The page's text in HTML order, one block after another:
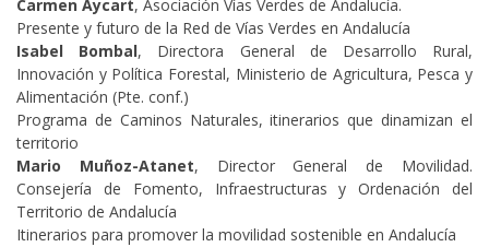
Carmen Aycart, Asociación Vías Verdes de Andalucía.
Presente y futuro de la Red de Vías Verdes en Andalucía
Isabel Bombal, Directora General de Desarrollo Rural,
Innovación y Política Forestal, Ministerio de Agricultura, Pesca y
Alimentación (Pte. conf.)
Programa de Caminos Naturales, itinerarios que dinamizan el
territorio
Mario Muñoz-Atanet, Director General de Movilidad.
Consejería de Fomento, Infraestructuras y Ordenación del
Territorio de Andalucía
Itinerarios para promover la movilidad sostenible en Andalucía